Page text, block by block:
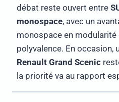
débat reste ouvert entre
monospace, avec un
monospace en modularité
polyvalence. En occasion,
Renault Grand Scenic
la priorité va au rapport